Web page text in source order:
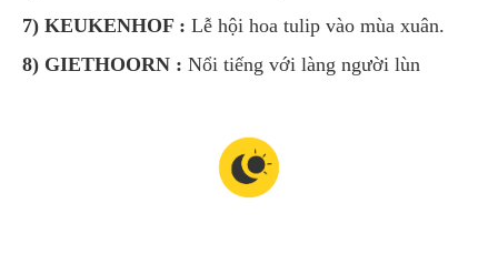
7) KEUKENHOF : Lễ hội hoa tulip vào mùa xuân.
8) GIETHOORN : Nổi tiếng với làng người lùn